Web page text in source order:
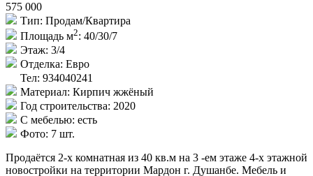
575 000
Тип: Продам/Квартира
Площадь м2: 40/30/7
Этаж: 3/4
Отделка: Евро
Тел: 934040241
Материал: Кирпич жжёный
Год строительства: 2020
С мебелью: есть
Фото: 7 шт.
Продаётся 2-х комнатная из 40 кв.м на 3 -ем этаже 4-х этажной
новостройки на территории Мардон г. Душанбе. Мебель и